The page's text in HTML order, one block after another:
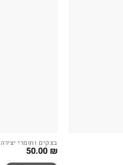
בצקים וחומרי יצירה
50.00 ₪